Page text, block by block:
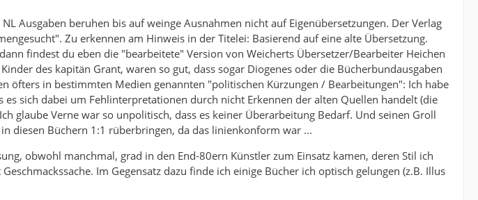
Ausgaben beruhen bis auf weinge Ausnahmen nicht auf Eigenübersetzungen. Der Verlag
Zu erkennen am Hinweis in der Titelei: Basierend auf eine alte Übersetzung.
findest du eben die "bearbeitete" Version von Weicherts Übersetzer/Bearbeiter Heichen
des kapitän Grant, waren so gut, dass sogar Diogenes oder die Bücherbundausgaben
öfters in bestimmten Medien genannten "politischen Kürzungen / Bearbeitungen": Ich habe
es sich dabei um Fehlinterpretationen durch nicht Erkennen der alten Quellen handelt (die
glaube Verne war so unpolitisch, dass es keiner Überarbeitung Bedarf. Und seinen Groll
diesen Büchern 1:1 rüberbringen, da das linienkonform war ...
obwohl manchmal, grad in den End-80ern Künstler zum Einsatz kamen, deren Stil ich
Im Gegensatz dazu finde ich einige Bücher ich optisch gelungen (z.B. Illus